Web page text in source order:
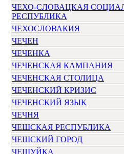
ЧЕХО-СЛОВАЦКАЯ
РЕСПУБЛИКА
ЧЕХОСЛОВАКИЯ
ЧЕЧЕН
ЧЕЧЕНКА
ЧЕЧЕНСКАЯ КАМПАНИЯ
ЧЕЧЕНСКАЯ СТОЛИЦА
ЧЕЧЕНСКИЙ КРИЗИС
ЧЕЧЕНСКИЙ ЯЗЫК
ЧЕЧНЯ
ЧЕШСКАЯ РЕСПУБЛИКА
ЧЕШСКИЙ ГОРОД
ЧЕШУЙКА